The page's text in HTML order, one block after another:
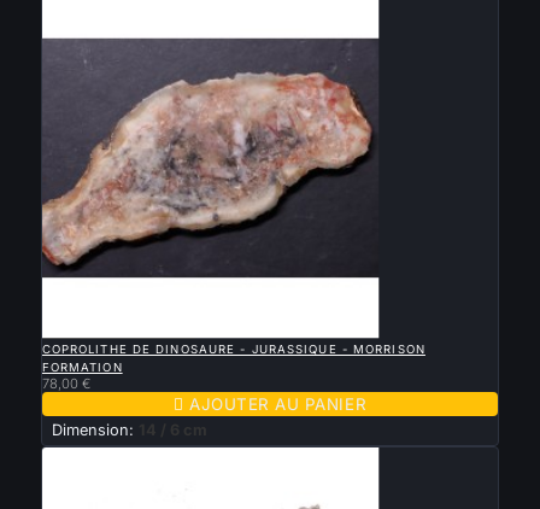
COPROLITHE DE DINOSAURE - JURASSIQUE - MORRISON
FORMATION
78,00 €
 AJOUTER AU PANIER
Dimension: 14 / 6 cm